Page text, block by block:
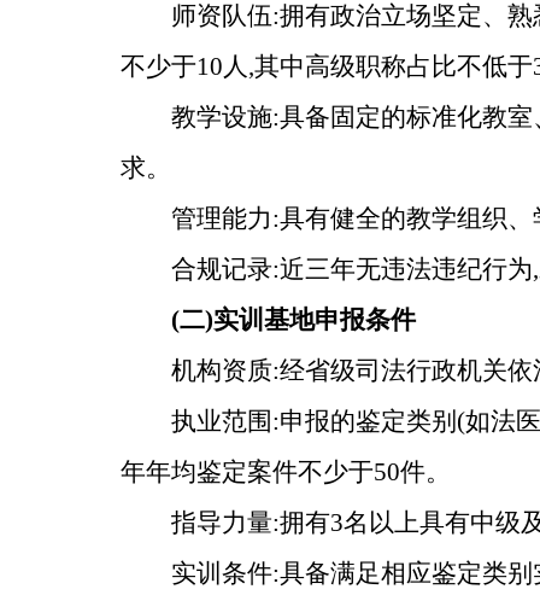
师资队伍:拥有政治立场坚定、
不少于10人,其中高级职称占比不低于
教学设施:具备固定的标准化教
求。
管理能力:具有健全的教学组织
合规记录:近三年无违法违纪行
(二)实训基地申报条件
机构资质:经省级司法行政机关
执业范围:申报的鉴定类别(如法
年年均鉴定案件不少于50件。
指导力量:拥有3名以上具有中级
实训条件:具备满足相应鉴定类